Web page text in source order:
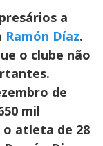
a
Ramón Díaz.
o clube não
de
mil
atleta de 28